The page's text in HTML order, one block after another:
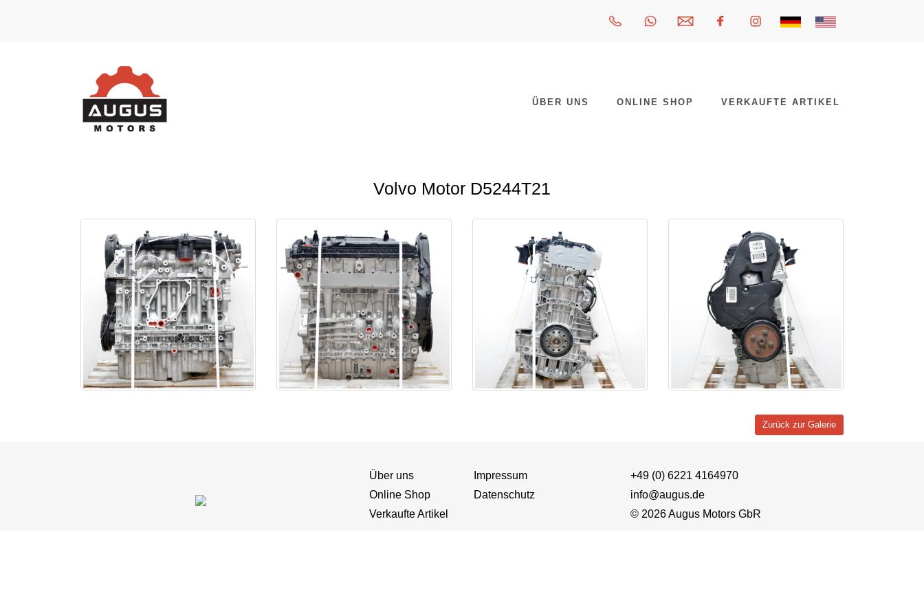
ÜBER UNS ONLINE SHOP VERKAUFTE ARTIKEL
Volvo Motor D5244T21
Zurück zur Galerie
Über uns
Impressum
Online Shop
Datenschutz
Verkaufte Artikel
+49 (0) 6221 4164970
info@augus.de
© 2026 Augus Motors GbR